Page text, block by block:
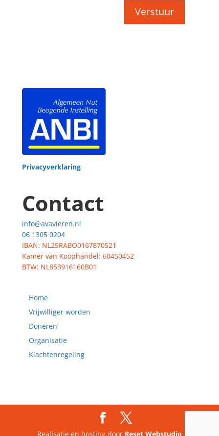
Verstuur
Privacyverklaring
Contact
info@avavieren.nl
06 1305 0204
IBAN: NL25RABO0167870521
Kamer van Koophandel: 60450452
BTW: NL853916160B01
Home
Vrijwilliger worden
Doneren
Organisatie
Klachtenregeling
Realisatie en hosting door Reset Webstudio